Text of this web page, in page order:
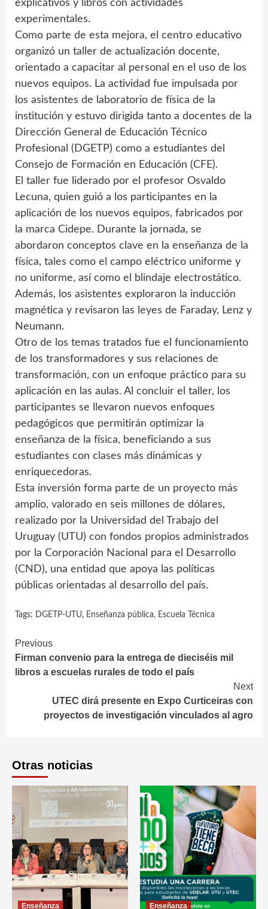
explicativos y libros con actividades
experimentales.
Como parte de esta mejora, el centro educativo
organizó un taller de actualización docente,
orientado a capacitar al personal en el uso de los
nuevos equipos. La actividad fue impulsada por
los asistentes de laboratorio de física de la
institución y estuvo dirigida tanto a docentes de la
Dirección General de Educación Técnico
Profesional (DGETP) como a estudiantes del
Consejo de Formación en Educación (CFE).
El taller fue liderado por el profesor Osvaldo
Lecuna, quien guió a los participantes en la
aplicación de los nuevos equipos, fabricados por
la marca Cidepe. Durante la jornada, se
abordaron conceptos clave en la enseñanza de la
física, tales como el campo eléctrico uniforme y
no uniforme, así como el blindaje electrostático.
Además, los asistentes exploraron la inducción
magnética y revisaron las leyes de Faraday, Lenz y
Neumann.
Otro de los temas tratados fue el funcionamiento
de los transformadores y sus relaciones de
transformación, con un enfoque práctico para su
aplicación en las aulas. Al concluir el taller, los
participantes se llevaron nuevos enfoques
pedagógicos que permitirán optimizar la
enseñanza de la física, beneficiando a sus
estudiantes con clases más dinámicas y
enriquecedoras.
Esta inversión forma parte de un proyecto más
amplio, valorado en seis millones de dólares,
realizado por la Universidad del Trabajo del
Uruguay (UTU) con fondos propios administrados
por la Corporación Nacional para el Desarrollo
(CND), una entidad que apoya las políticas
públicas orientadas al desarrollo del país.
Tags: DGETP-UTU, Enseñanza pública, Escuela Técnica
Continue
Reading
Previous
Firman convenio para la entrega de dieciséis mil
libros a escuelas rurales de todo el país
Next
UTEC dirá presente en Expo Curticeiras con
proyectos de investigación vinculados al agro
Otras noticias
Enseñanza Enseñanza